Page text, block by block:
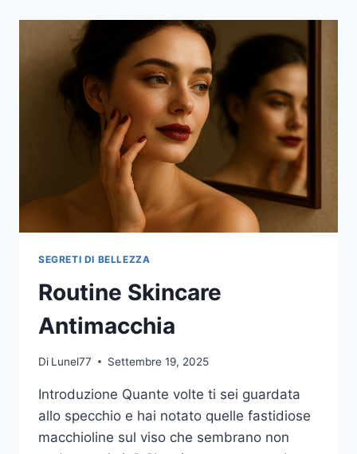
SEGRETI DI BELLEZZA
Routine Skincare
Antimacchia
Di Lunel77 Settembre 19, 2025
Introduzione Quante volte ti sei guardata
allo specchio e hai notato quelle fastidiose
macchioline sul viso che sembrano non